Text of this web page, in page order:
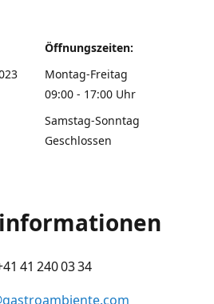
Öffnungszeiten:
Montag-Freitag
09:00 - 17:00 Uhr
Samstag-Sonntag
Geschlossen
41 240 03 34